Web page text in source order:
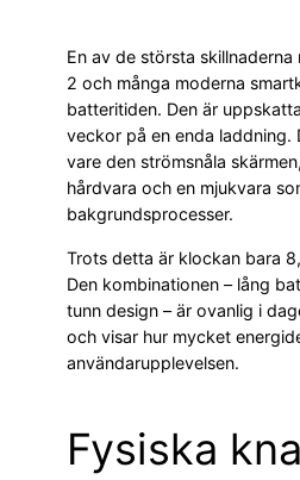
En av de största skillnaderna
2 och många moderna
batteritiden. Den är
veckor på en enda laddning.
vare den strömsnåla
hårdvara och en mjukvara
bakgrundsprocesser.
Trots detta är klockan bara
Den kombinationen – lång
tunn design – är ovanlig i
och visar hur mycket
användarupplevelsen.
Fysiska